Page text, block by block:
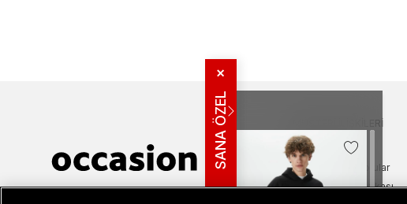
MÜŞTERI İLIŞKILERI
Bize Ulaşın
Sıkça Sorulan Sorular
İade ve İptal Politikası
SANA ÖZEL
✕